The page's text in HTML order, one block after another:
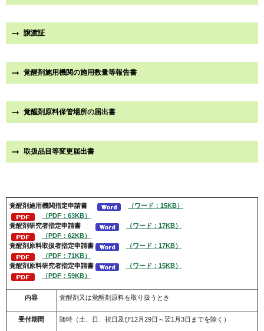
譲渡証
覚醒剤施用機関の施用数量等報告書
覚醒剤原料保管場所の届出書
取扱品目等変更届出書
覚醒剤施用機関指定申請書
（ワード：15KB）
（PDF：63KB）
覚醒剤研究者指定申請書
（ワード：17KB）
（PDF：62KB）
覚醒剤 原料取扱者指定申請書
（ワード：17KB）
（PDF：71KB）
覚醒剤 原料研究者指定申請書
（ワード：15KB）
（PDF：59KB）
内容 覚醒剤又は覚醒剤原料を取り扱うとき
受付期間 随時（土、日、祝日及び12月29日～翌1月3日までを除く）